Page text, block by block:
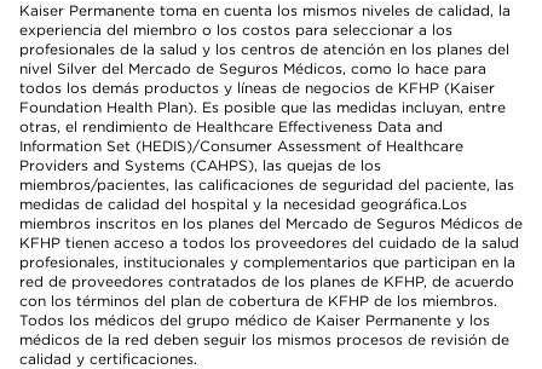
Kaiser Permanente toma en cuenta los mismos niveles de calidad, la
experiencia del miembro o los costos para seleccionar a los
profesionales de la salud y los centros de atención en los planes del
nivel Silver del Mercado de Seguros Médicos, como lo hace para
todos los demás productos y líneas de negocios de KFHP (Kaiser
Foundation Health Plan). Es posible que las medidas incluyan, entre
otras, el rendimiento de Healthcare Effectiveness Data and
Information Set (HEDIS)/Consumer Assessment of Healthcare
Providers and Systems (CAHPS), las quejas de los
miembros/pacientes, las calificaciones de seguridad del paciente, las
medidas de calidad del hospital y la necesidad geográfica.Los
miembros inscritos en los planes del Mercado de Seguros Médicos de
KFHP tienen acceso a todos los proveedores del cuidado de la salud
profesionales, institucionales y complementarios que participan en la
red de proveedores contratados de los planes de KFHP, de acuerdo
con los términos del plan de cobertura de KFHP de los miembros.
Todos los médicos del grupo médico de Kaiser Permanente y los
médicos de la red deben seguir los mismos procesos de revisión de
calidad y certificaciones.